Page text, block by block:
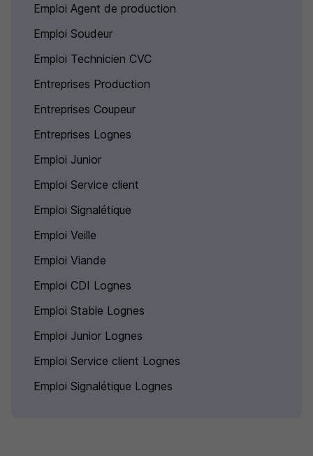
Emploi Agent de production
Emploi Soudeur
Emploi Technicien CVC
Entreprises Production
Entreprises Coupeur
Entreprises Lognes
Emploi Junior
Emploi Service client
Emploi Signalétique
Emploi Veille
Emploi Viande
Emploi CDI Lognes
Emploi Stable Lognes
Emploi Junior Lognes
Emploi Service client Lognes
Emploi Signalétique Lognes